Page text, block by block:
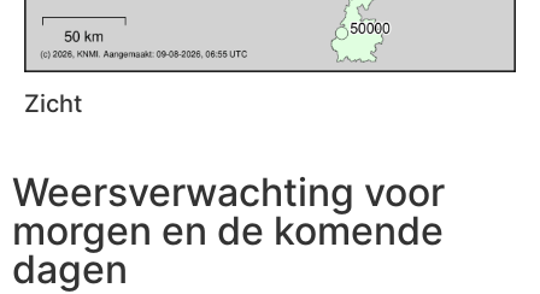
Zicht
Weersverwachting voor
morgen en de komende
dagen